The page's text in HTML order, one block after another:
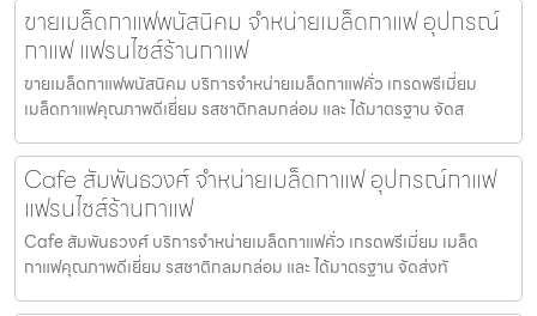
ขายเมล็ดกาแฟพนัสนิคม จำหน่ายเมล็ดกาแฟ อุปกรณ์
กาแฟ แฟรนไชส์ร้านกาแฟ
ขายเมล็ดกาแฟพนัสนิคม บริการจำหน่ายเมล็ดกาแฟคั่ว เกรดพรีเมี่ยม
เมล็ดกาแฟคุณภาพดีเยี่ยม รสชาติกลมกล่อม และ ได้มาตรฐาน จัดส
Cafe สัมพันธวงศ์ จำหน่ายเมล็ดกาแฟ อุปกรณ์กาแฟ
แฟรนไชส์ร้านกาแฟ
Cafe สัมพันธวงศ์ บริการจำหน่ายเมล็ดกาแฟคั่ว เกรดพรีเมี่ยม เมล็ด
กาแฟคุณภาพดีเยี่ยม รสชาติกลมกล่อม และ ได้มาตรฐาน จัดส่งทั